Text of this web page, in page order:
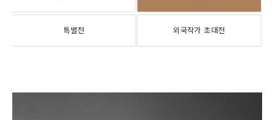
특별전 외국작가 초대전